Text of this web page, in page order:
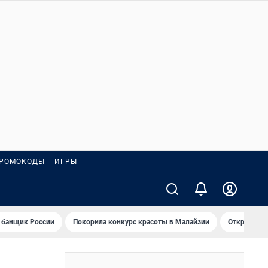
ИГРЫ
России Покорила конкурс красоты в Малайзии Открыл